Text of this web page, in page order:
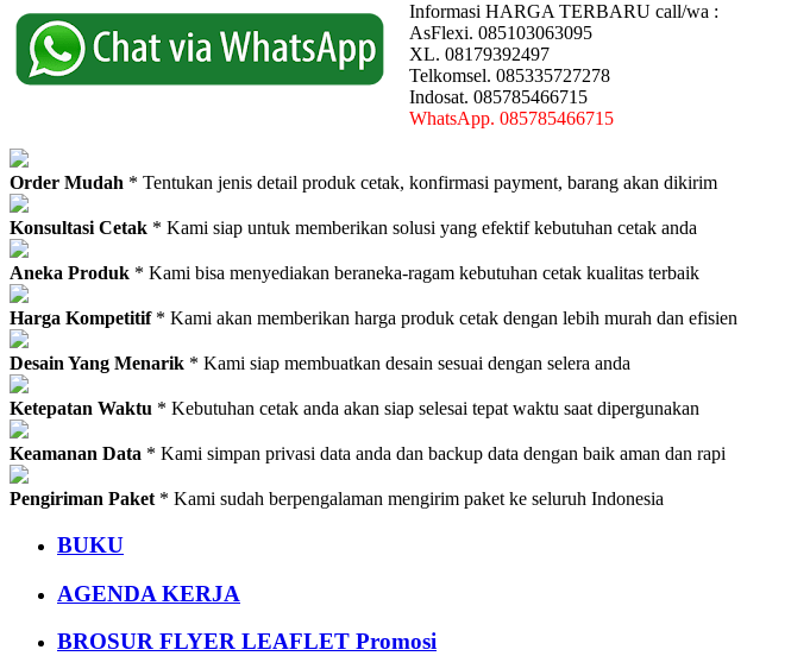
Informasi HARGA TERBARU call/wa :
AsFlexi. 085103063095
XL. 08179392497
Telkomsel. 085335727278
Indosat. 085785466715
WhatsApp. 085785466715
Order Mudah * Tentukan jenis detail produk cetak, konfirmasi payment, barang akan dikirim
Konsultasi Cetak * Kami siap untuk memberikan solusi yang efektif kebutuhan cetak anda
Aneka Produk * Kami bisa menyediakan beraneka-ragam kebutuhan cetak kualitas terbaik
Harga Kompetitif* Kami akan memberikan harga produk cetak dengan lebih murah dan efisien
Desain Yang Menarik * Kami siap membuatkan desain sesuai dengan selera anda
Ketepatan Waktu * Kebutuhan cetak anda akan siap selesai tepat waktu saat dipergunakan
Keamanan Data * Kami simpan privasi data anda dan backup data dengan baik aman dan rapi
Pengiriman Paket * Kami sudah berpengalaman mengirim paket ke seluruh Indonesia
BUKU
AGENDA KERJA
BROSUR FLYER LEAFLET Promosi